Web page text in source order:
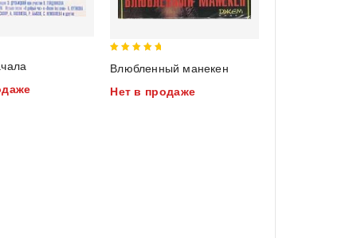
Влюбленный манекен
Нет в продаже